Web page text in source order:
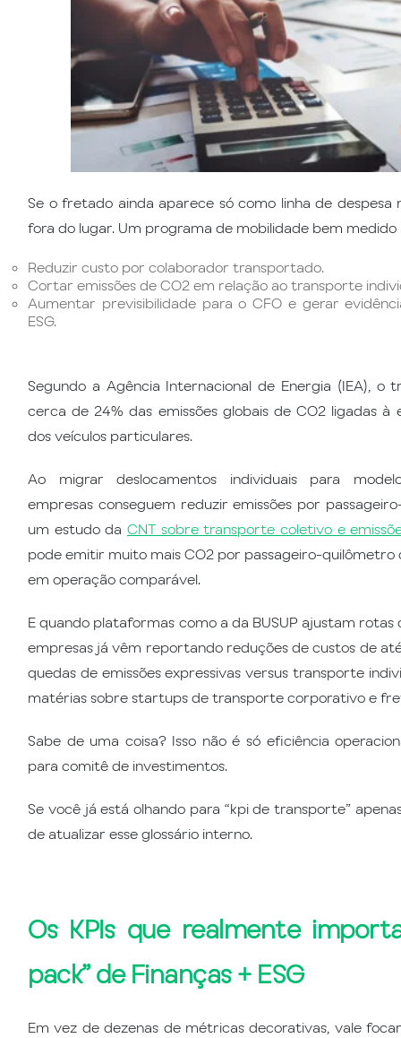
Se o fretado ainda aparece só como linha de
fora do lugar. Um programa de mobilidade bem medido
Reduzir custo por colaborador transportado.
Cortar emissões de CO2 em relação ao transporte
Aumentar previsibilidade para o CFO e gerar
ESG.
Segundo a Agência Internacional de Energia (IEA), o
cerca de 24% das emissões globais de CO2 ligadas
dos veículos particulares.
Ao migrar deslocamentos individuais para
empresas conseguem reduzir emissões por
um estudo da CNT sobre transporte coletivo e
pode emitir muito mais CO2 por passageiro-quilômetro
em operação comparável.
E quando plataformas como a da BUSUP ajustam
empresas já vêm reportando reduções de custos de
quedas de emissões expressivas versus transporte
matérias sobre startups de transporte corporativo e
Sabe de uma coisa? Isso não é só eficiência
para comitê de investimentos.
Se você já está olhando para “kpi de transporte”
de atualizar esse glossário interno.
Os KPIs que realmente
pack” de Finanças + ESG
Em vez de dezenas de métricas decorativas, vale